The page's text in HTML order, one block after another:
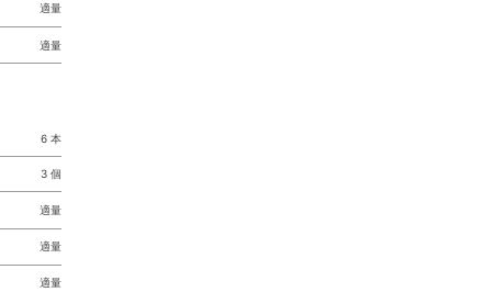
適量
適量
6 本
3 個
適量
適量
適量